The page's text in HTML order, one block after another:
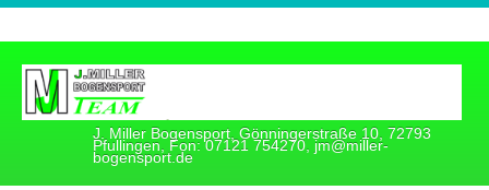
J. Miller Bogensport, Gönningerstraße 10, 72793
Pfullingen, Fon: 07121 754270, jm@miller-
bogensport.de